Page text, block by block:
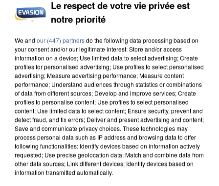
DE SOLIDARITÉ AVEC LES...
Le respect de votre vie privée est
notre priorité
We and our (447) partnersdo the following data processing based on
your consent and/or our legitimate interest: Store and/or access
information on a device; Use limited data to select advertising; Create
profiles for personalised advertising; Use profiles to select personalised
advertising; Measure advertising performance; Measure content
performance; Understand audiences through statistics or combinations
of data from different sources; Develop and improve services; Create
profiles to personalise content; Use profiles to select personalised
content; Use limited data to select content; Ensure security, prevent and
detect fraud, and fix errors; Deliver and present advertising and content;
Save and communicate privacy choices. These technologies may
process personal data such as IP address and browsing data to offer
following functionalities: Identify devices based on information actively
requested; Use precise geolocation data; Match and combine data from
other data sources; Link different devices; Identify devices based on
information transmitted automatically.